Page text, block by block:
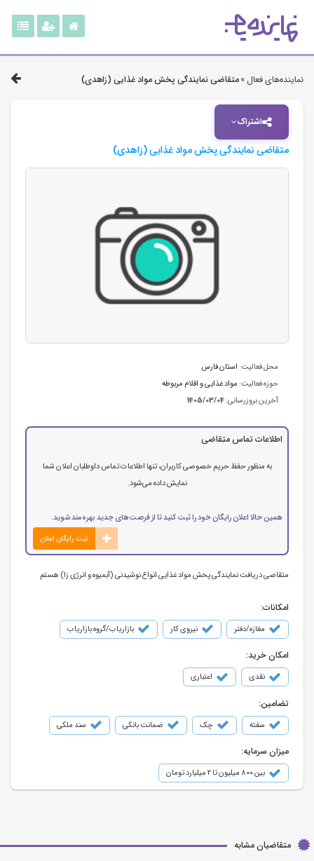
نماینده‌های فعال »متقاضی نمایندگی پخش مواد غذایی (زاهدی)
اشتراک
متقاضی نمایندگی پخش مواد غذایی (زاهدی)
محل فعالیت: استان فارس
حوزه فعالیت: مواد غذایی و اقلام مربوطه
آخرین بروزرسانی:1405/03/04
اطلاعات تماس متقاضی
به منظور حفظ حریم خصوصی کاربران، تنها اطلاعات تماس داوطلبان اعلان شما
نمایش داده می‌شود.
همین حالا اعلان رایگان خود را ثبت کنید تا از فرصت‌های جدید بهره‌مند شوید.
ثبت رایگان اعلان
متقاضی دریافت نمایندگی پخش مواد غذایی انواع نوشیدنی (آبمیوه و انرژی زا) هستم
امکانات:
مغازه/دفتر نیروی کار بازاریاب/گروه بازاریاب
امکان خرید:
نقدی اعتباری
تضامین:
سفته چک ضمانت بانکی سند ملکی
میزان سرمایه:
بین ۸۰۰ میلیون تا ۲ میلیارد تومان
متقاضیان مشابه